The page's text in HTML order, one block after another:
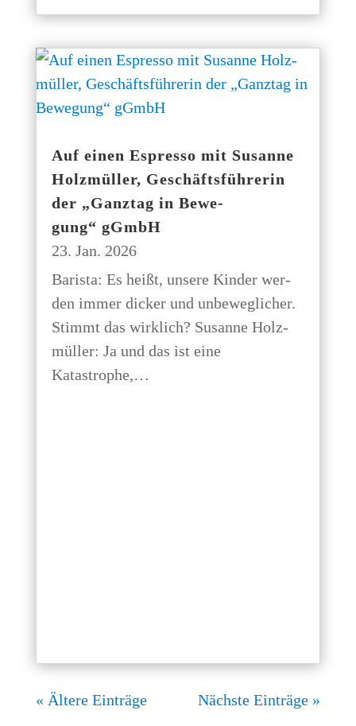
Auf einen Espres­so mit Susan­ne
Holz­mül­ler, Geschäfts­füh­re­rin
der „Ganz­tag in Bewe­
gung“ gGmbH
23. Jan. 2026
Baris­ta: Es heißt, unse­re Kin­der wer­
den immer dicker und unbe­weg­li­cher.
Stimmt das wirk­lich? Susan­ne Holz­
mül­ler: Ja und das ist eine
Katastrophe,…
« Älte­re Einträge Nächs­te Einträge »